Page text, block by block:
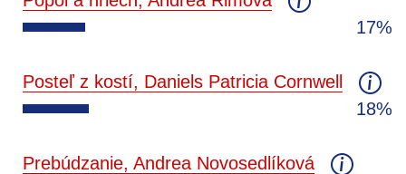
17%
Posteľ z kostí, Daniels Patricia Cornwell
18%
Prebúdzanie, Andrea Novosedlíková